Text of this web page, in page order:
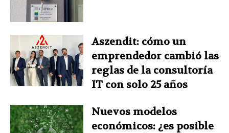
Aszendit: cómo un
emprendedor cambió las
reglas de la consultoría
IT con solo 25 años
Nuevos modelos
económicos: ¿es posible